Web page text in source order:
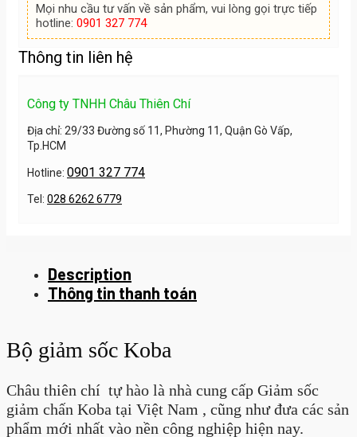
Mọi nhu cầu tư vấn về sản phẩm, vui lòng gọi trực tiếp
hotline: 0901 327 774
Thông tin liên hệ
Công ty TNHH Châu Thiên Chí
Địa chỉ: 29/33 Đường số 11, Phường 11, Quận Gò Vấp,
Tp.HCM
Hotline: 0901 327 774
Tel: 028 6262 6779
Description
Thông tin thanh toán
Bộ giảm sốc Koba
Châu thiên chí tự hào là nhà cung cấp Giảm sốc
giảm chấn Koba tại Việt Nam , cũng như đưa các sản
phẩm mới nhất vào nền công nghiệp hiện nay.